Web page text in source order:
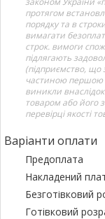
протягом
порядку та в
вимагати
строк. вимоги
підлягають
(підприємство, що
частиною першою
виникли
товаром або його
перевірці якості
Варіанти оплати
Предоплата
Накладений
Безготівковий
Готівковий